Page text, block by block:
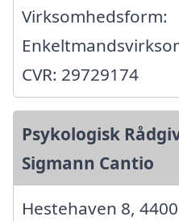
Virksomhedsform:
CVR: 29729174
Psykologisk
Sigmann Cantio
Hestehaven 8,